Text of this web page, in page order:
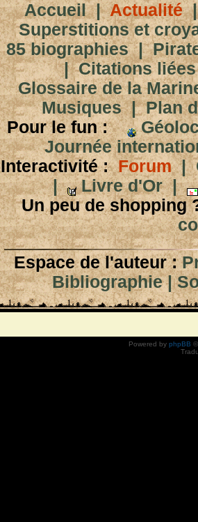
Accueil|Actualité
Superstitions et
85 biographies|
|Citations
Glossaire de la
Musiques|Plan
Pour le fun :
Journée
Interactivité : Forum|
|
Livre d'Or|
Un peu de shopping
Espace de l'auteur :
Bibliographie|
Powered by phpBB